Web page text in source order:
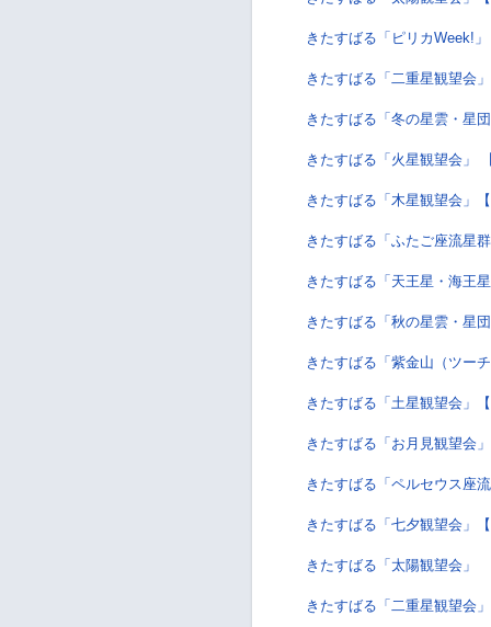
きたすばる「ピリカWeek!
きたすばる「二重星観望会
きたすばる「冬の星雲・星
きたすばる「火星観望会
きたすばる「木星観望会」
きたすばる「ふたご座流星
きたすばる「天王星・海王
きたすばる「秋の星雲・星
きたすばる「紫金山（ツー
きたすばる「土星観望会」
きたすばる「お月見観望会
きたすばる「ペルセウス座
きたすばる「七夕観望会」
きたすばる「太陽観望会
きたすばる「二重星観望